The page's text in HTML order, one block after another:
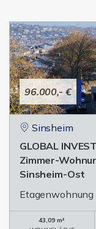
96.000,- €
Sinsheim
GLOBAL
Zimmer-
Sinsheim-Ost
Etagenwohnung
43,09 m²